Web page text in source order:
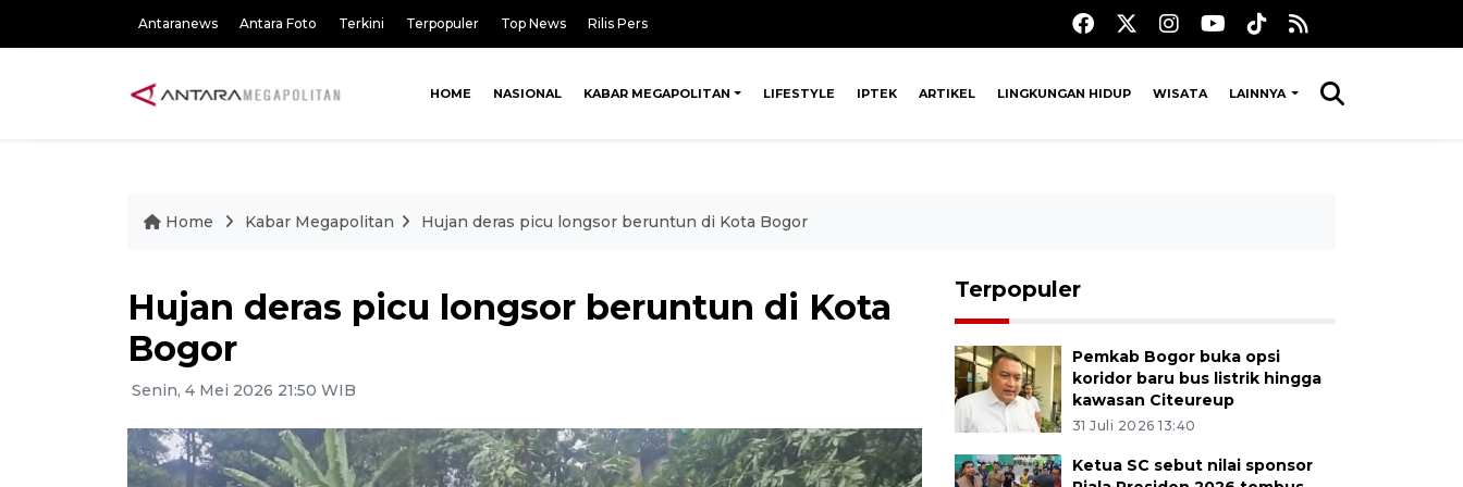
Antaranews Antara Foto Terkini Terpopuler Top News Rilis Pers
HOME NASIONAL KABAR MEGAPOLITAN LIFESTYLE IPTEK ARTIKEL LINGKUNGAN HIDUP WISATA LAINNYA
Home Kabar Megapolitan Hujan deras picu longsor beruntun di Kota Bogor
Hujan deras picu longsor beruntun di Kota
Bogor
Senin, 4 Mei 2026 21:50 WIB
Terpopuler
Pemkab Bogor buka opsi
koridor baru bus listrik hingga
kawasan Citeureup
31 Juli 2026 13:40
Ketua SC sebut nilai sponsor